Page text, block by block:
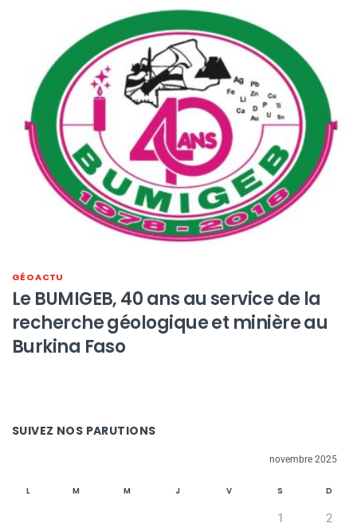
GÉO ACTU
Le BUMIGEB, 40 ans au service de la
recherche géologique et minière au
Burkina Faso
SUIVEZ NOS PARUTIONS
novembre 2025
L M M J V S D
1 2